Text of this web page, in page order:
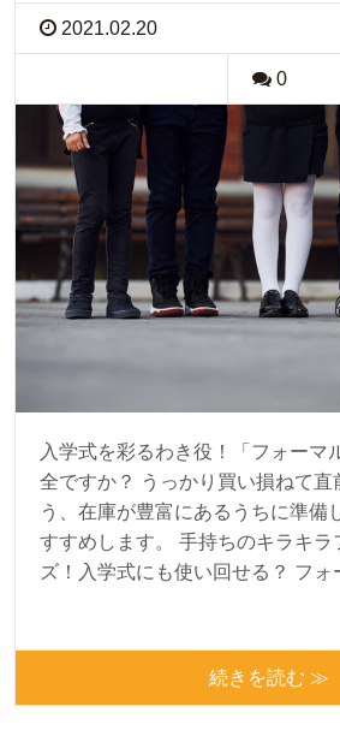
2021.02.20
0
入学式を彩るわき役！「フォーマ
全ですか？ うっかり買い損ねて直
う、在庫が豊富にあるうちに準備
すすめします。 手持ちのキラキラ
ズ！入学式にも使い回せる？ フ
続きを読む ≫